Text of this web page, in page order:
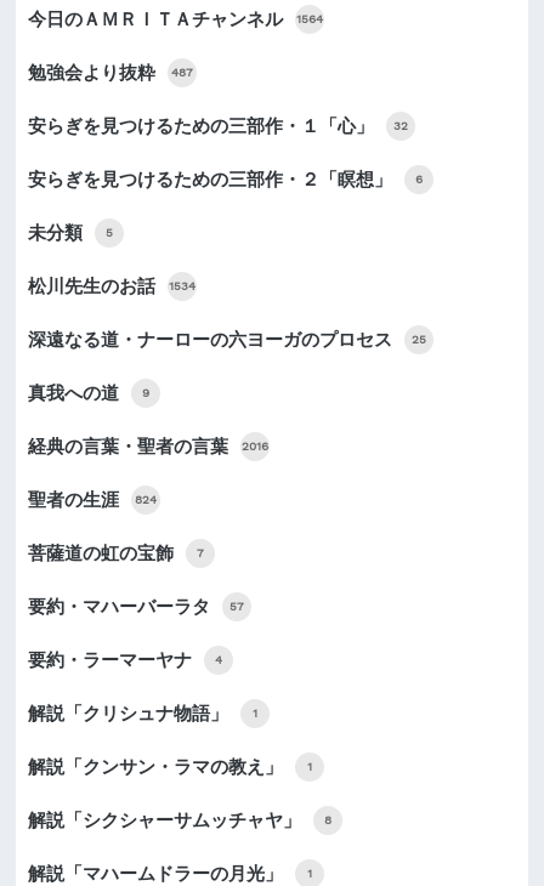
今日のＡＭＲＩＴＡチャンネル 1564
勉強会より抜粋 487
安らぎを見つけるための三部作・１「心」 32
安らぎを見つけるための三部作・２「瞑想」 6
未分類 5
松川先生のお話 1534
深遠なる道・ナーローの六ヨーガのプロセス 25
真我への道 9
経典の言葉・聖者の言葉 2016
聖者の生涯 824
菩薩道の虹の宝飾 7
要約・マハーバーラタ 57
要約・ラーマーヤナ 4
解説「クリシュナ物語」 1
解説「クンサン・ラマの教え」 1
解説「シクシャーサムッチャヤ」 8
解説「マハームドラーの月光」 1